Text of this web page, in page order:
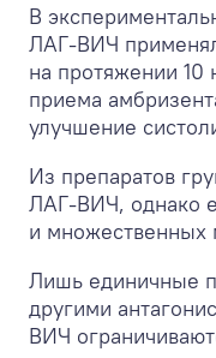
В
ЛАГ-ВИЧ
на протяжении
приема
улучшение
Из препаратов
ЛАГ-ВИЧ, однако
и множественных
Лишь единичные
другими
ВИЧ